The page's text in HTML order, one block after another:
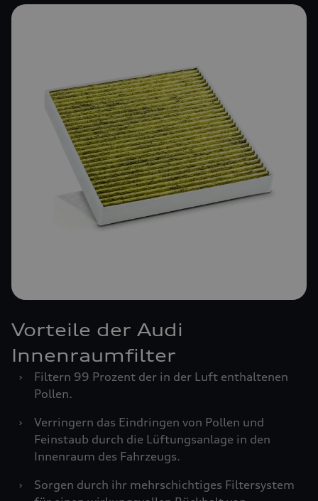
Vorteile der Audi
Innenraumfilter
›
Filtern 99 Prozent der in der Luft enthaltenen
Pollen.
›
Verringern das Eindringen von Pollen und
Feinstaub durch die Lüftungsanlage in den
Innenraum des Fahrzeugs.
›
Sorgen durch ihr mehrschichtiges Filtersystem